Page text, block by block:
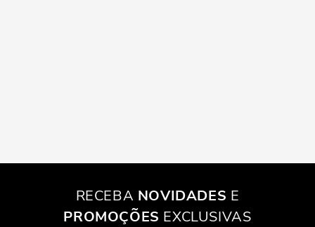
RECEBA NOVIDADES E
PROMOÇÕES EXCLUSIVAS